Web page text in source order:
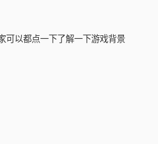
可以都点一下了解一下游戏背景